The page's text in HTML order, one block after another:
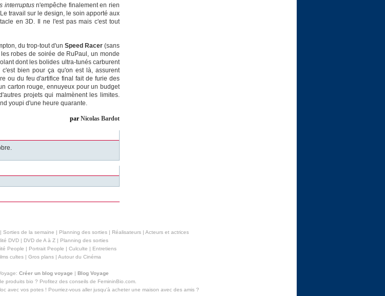
interruptusn'empêche finalement en rien
travail sur le design, le soin apporté aux
en 3D. Il ne l'est pas mais c'est tout
du trop-tout d'un Speed Racer (sans
robes de soirée de RuPaul, un monde
dont les bolides ultra-tunés carburent
bien pour ça qu'on est là, assurent
ou du feu d'artifice final fait de furie des
carton rouge, ennuyeux pour un budget
projets qui malmènent les limites.
youpi d'une heure quarante.
par Nicolas Bardot
Sorties de la semaine | Planning des sorties| Réalisateurs| Acteurs et actrices
DVD| DVD de A à Z| Planning des sorties
People | Portrait People | Culculte | Entretiens
cultes | Gros plans | Autour du Cinéma
Créer un blog voyage | Blog Voyage
produits bio ? Profitez des conseils de FemininBio.com.
avec vos potes ! Pourriez-vous aller jusqu'à acheter une maison avec des amis?